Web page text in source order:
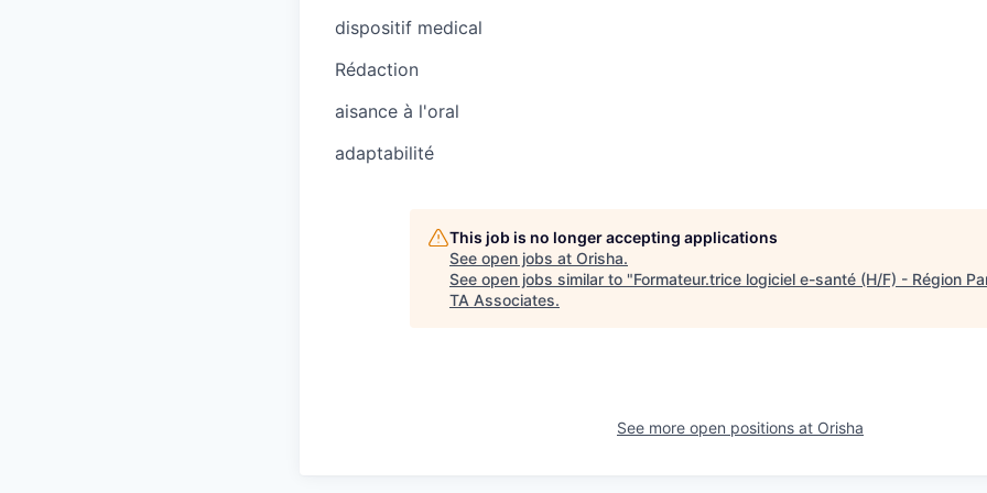
dispositif medical
Rédaction
aisance à l'oral
adaptabilité
This job is no longer accepting applications
See open jobs at Orisha.
See open jobs similar to "Formateur.trice logiciel e-santé (H/F) - Région
TA Associates.
See more open positions at Orisha